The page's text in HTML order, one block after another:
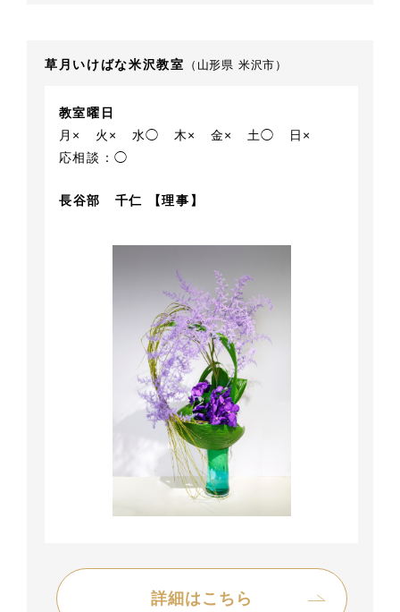
草月いけばな米沢教室 （山形県 米沢市）
教室曜日
月×
火× 水◯ 木× 金× 土◯
日×
応相談：◯
長谷部 千仁 【理事】
詳細はこちら